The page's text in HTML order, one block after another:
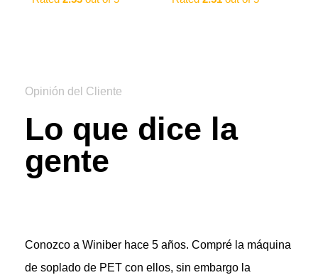
Opinión del Cliente
Lo que dice la
gente
Conozco a Winiber hace 5 años. Compré la máquina
de soplado de PET con ellos, sin embargo la